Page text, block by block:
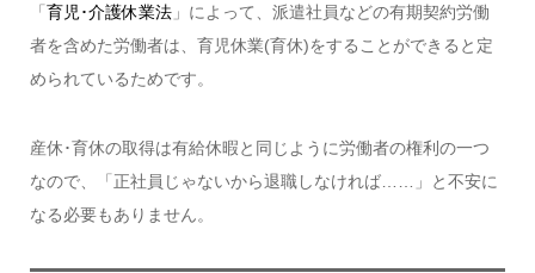
「 育児･介護休業法」によって、派遣社員などの有期契約労働
者を含めた労働者は、育児休業(育休)をすることができると定
められているためです。
産休･育休の取得は有給休暇と同じように労働者の権利の一つ
なので、「正社員じゃないから退職しなければ……」と不安に
なる必要もありません。